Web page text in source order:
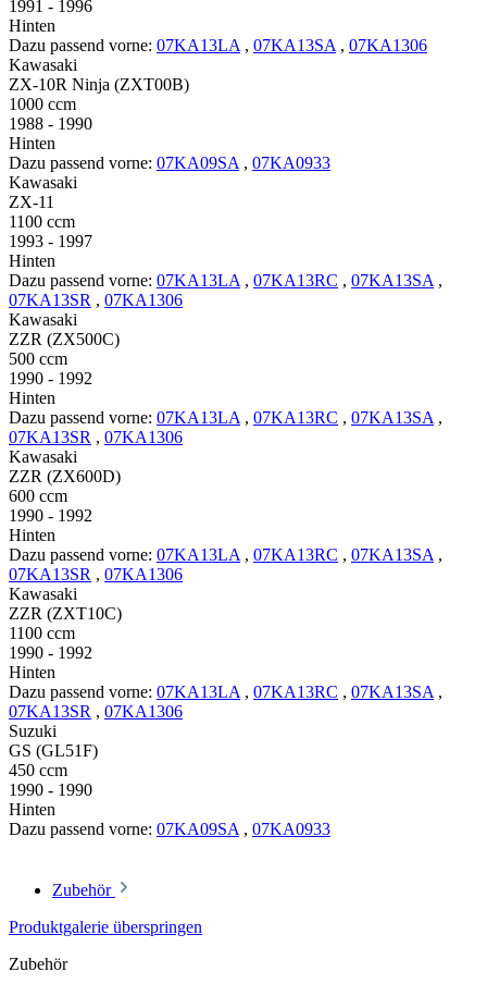
1991 - 1996
Hinten
Dazu passend vorne: 07KA13LA , 07KA13SA , 07KA1306
Kawasaki
ZX-10R Ninja (ZXT00B)
1000 ccm
1988 - 1990
Hinten
Dazu passend vorne: 07KA09SA , 07KA0933
Kawasaki
ZX-11
1100 ccm
1993 - 1997
Hinten
Dazu passend vorne: 07KA13LA , 07KA13RC , 07KA13SA ,
07KA13SR , 07KA1306
Kawasaki
ZZR (ZX500C)
500 ccm
1990 - 1992
Hinten
Dazu passend vorne: 07KA13LA , 07KA13RC , 07KA13SA ,
07KA13SR , 07KA1306
Kawasaki
ZZR (ZX600D)
600 ccm
1990 - 1992
Hinten
Dazu passend vorne: 07KA13LA , 07KA13RC , 07KA13SA ,
07KA13SR , 07KA1306
Kawasaki
ZZR (ZXT10C)
1100 ccm
1990 - 1992
Hinten
Dazu passend vorne: 07KA13LA , 07KA13RC , 07KA13SA ,
07KA13SR , 07KA1306
Suzuki
GS (GL51F)
450 ccm
1990 - 1990
Hinten
Dazu passend vorne: 07KA09SA , 07KA0933
Zubehör
Produktgalerie überspringen
Zubehör